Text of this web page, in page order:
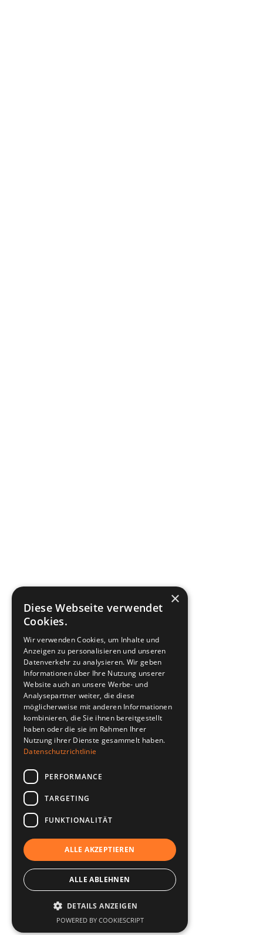
×
Diese Webseite verwendet
Cookies.
Wir verwenden Cookies, um Inhalte und
Anzeigen zu personalisieren und unseren
Datenverkehr zu analysieren. Wir geben
Informationen über Ihre Nutzung unserer
Website auch an unsere Werbe- und
Analysepartner weiter, die diese
möglicherweise mit anderen Informationen
kombinieren, die Sie ihnen bereitgestellt
haben oder die sie im Rahmen Ihrer
Nutzung ihrer Dienste gesammelt haben.
Datenschutzrichtlinie
PERFORMANCE
TARGETING
FUNKTIONALITÄT
ALLE AKZEPTIEREN
ALLE ABLEHNEN
DETAILS ANZEIGEN
POWERED BY COOKIESCRIPT